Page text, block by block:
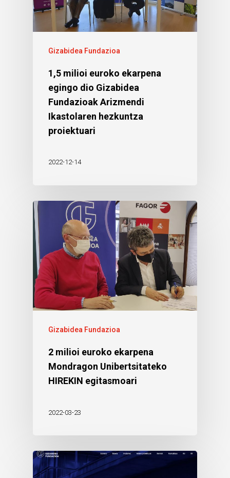
Gizabidea Fundazioa
1,5 milioi euroko ekarpena
egingo dio Gizabidea
Fundazioak Arizmendi
Ikastolaren hezkuntza
proiektuari
2022-12-14
Gizabidea Fundazioa
2 milioi euroko ekarpena
Mondragon Unibertsitateko
HIREKIN egitasmoari
2022-03-23